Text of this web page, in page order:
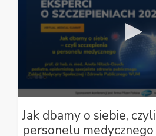
seconds
of
59
Jak dbamy o siebie,
personelu medycznego